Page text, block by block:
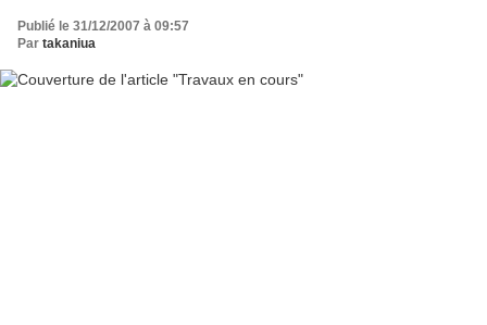
Publié le 31/12/2007 à 09:57
Par takaniua